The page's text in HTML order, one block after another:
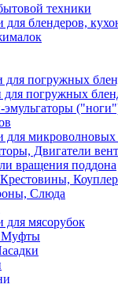
техники
для блендеров,
для погружных
погружных
эмульгаторы
для микроволновых
Двигатели
вращения поддона
Слюда
для мясорубок
Муфты